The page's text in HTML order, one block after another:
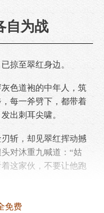
自为战
至翠红身边。
色道袍的中年人，筑
每一斧劈下，都带着
出刺耳尖啸。
斩，却见翠红挥动撼
对沐重九喊道：“姑
这家伙，不要让他跑
免费